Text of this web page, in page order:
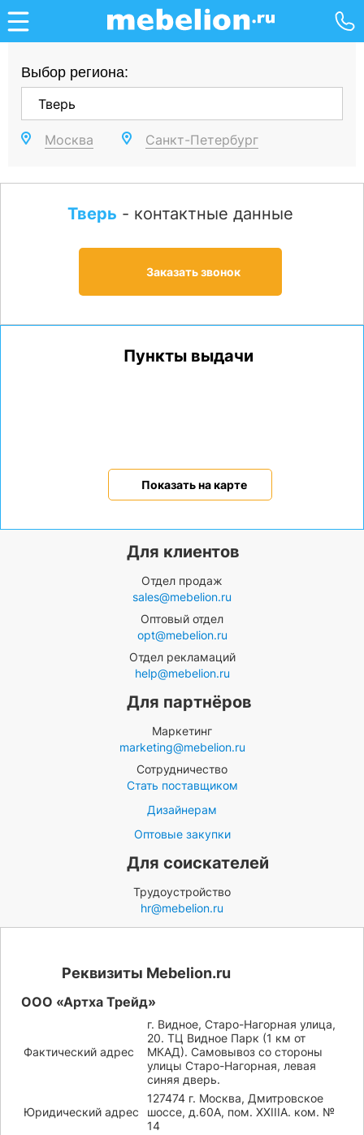
Выбор региона:
Москва Санкт-Петербург
Тверь - контактные данные
Заказать звонок
Пункты выдачи
Показать на карте
Для клиентов
Отдел продаж
sales@mebelion.ru
Оптовый отдел
opt@mebelion.ru
Отдел рекламаций
help@mebelion.ru
Для партнёров
Маркетинг
marketing@mebelion.ru
Сотрудничество
Стать поставщиком
Дизайнерам
Оптовые закупки
Для соискателей
Трудоустройство
hr@mebelion.ru
Реквизиты Mebelion.ru
ООО «Артха Трейд»
Фактический адрес
г. Видное, Старо-Нагорная улица,
20. ТЦ Видное Парк (1 км от
МКАД). Самовывоз со стороны
улицы Старо-Нагорная, левая
синяя дверь.
Юридический адрес
127474 г. Москва, Дмитровское
шоссе, д.60А, пом. XXIIIA. ком. №
14